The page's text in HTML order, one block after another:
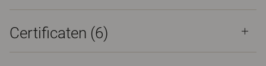
Certificaten (6)